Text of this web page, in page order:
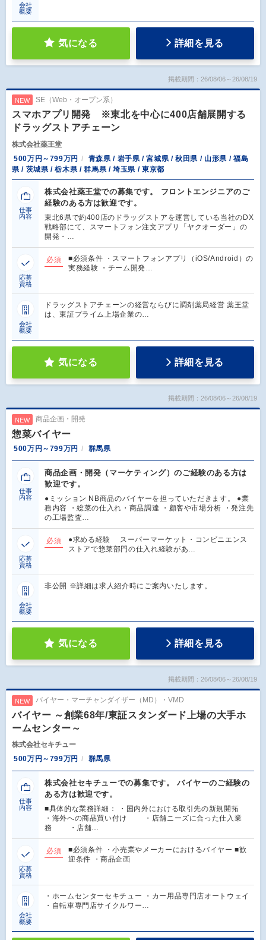
会社
概要
気になる 詳細を見る
掲載期間：26/08/06～26/08/19
NEW SE（Web・オープン系）
スマホアプリ開発 ※東北を中心に400店舗展開する
ドラッグストアチェーン
株式会社薬王堂
500万円～799万円
青森県 / 岩手県 / 宮城県 / 秋田県 / 山形県 / 福島
県 / 茨城県 / 栃木県 / 群馬県 / 埼玉県 / 東京都
仕事
内容
株式会社薬王堂での募集です。 フロントエンジニアのご
経験のある方は歓迎です。
東北6県で約400店のドラッグストアを運営している当社のDX
戦略部にて、スマートフォン注文アプリ「ヤクオーダー」の
開発・…
応募
資格
必須
■必須条件 ・スマートフォンアプリ（iOS/Android）の
実務経験 ・チーム開発…
会社
概要
ドラッグストアチェーンの経営ならびに調剤薬局経営 薬王堂
は、東証プライム上場企業の…
気になる 詳細を見る
掲載期間：26/08/06～26/08/19
NEW 商品企画・開発
惣菜バイヤー
500万円～799万円 群馬県
仕事
内容
商品企画・開発（マーケティング）のご経験のある方は
歓迎です。
●ミッション NB商品のバイヤーを担っていただきます。 ●業
務内容 ・総菜の仕入れ・商品調達 ・顧客や市場分析 ・発注先
の工場監査…
応募
資格
必須
●求める経験 スーパーマーケット・コンビニエンス
ストアで惣菜部門の仕入れ経験があ…
会社
概要
非公開 ※詳細は求人紹介時にご案内いたします。
気になる 詳細を見る
掲載期間：26/08/06～26/08/19
NEW バイヤー・マーチャンダイザー（MD）・VMD
バイヤー ～創業68年/東証スタンダード上場の大手ホ
ームセンター～
株式会社セキチュー
500万円～799万円
群馬県
仕事
内容
株式会社セキチューでの募集です。 バイヤーのご経験の
ある方は歓迎です。
■具体的な業務詳細： ・国内外における取引先の新規開拓
・海外への商品買い付け ・店舗ニーズに合った仕入業
務 ・店舗…
応募
資格
必須
■必須条件 ・小売業やメーカーにおけるバイヤー ■歓
迎条件 ・商品企画
会社
概要
・ホームセンターセキチュー ・カー用品専門店オートウェイ
・自転車専門店サイクルワー…